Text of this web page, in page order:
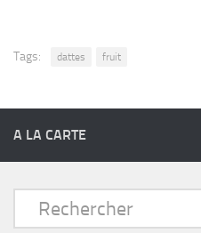
Tags: dattes fruit
A LA CARTE